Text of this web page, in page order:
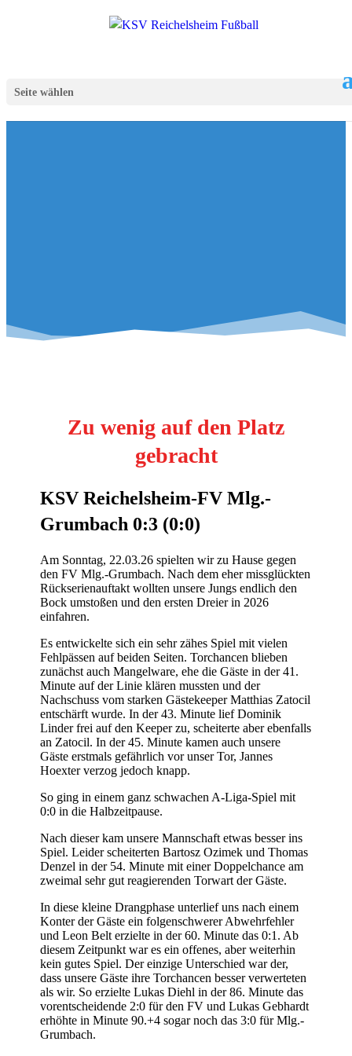
Seite wählen
Zu wenig auf den Platz
gebracht
KSV Reichelsheim-FV Mlg.-
Grumbach 0:3 (0:0)
Am Sonntag, 22.03.26 spielten wir zu Hause gegen
den FV Mlg.-Grumbach. Nach dem eher missglückten
Rückserienauftakt wollten unsere Jungs endlich den
Bock umstoßen und den ersten Dreier in 2026
einfahren.
Es entwickelte sich ein sehr zähes Spiel mit vielen
Fehlpässen auf beiden Seiten. Torchancen blieben
zunächst auch Mangelware, ehe die Gäste in der 41.
Minute auf der Linie klären mussten und der
Nachschuss vom starken Gästekeeper Matthias Zatocil
entschärft wurde. In der 43. Minute lief Dominik
Linder frei auf den Keeper zu, scheiterte aber ebenfalls
an Zatocil. In der 45. Minute kamen auch unsere
Gäste erstmals gefährlich vor unser Tor, Jannes
Hoexter verzog jedoch knapp.
So ging in einem ganz schwachen A-Liga-Spiel mit
0:0 in die Halbzeitpause.
Nach dieser kam unsere Mannschaft etwas besser ins
Spiel. Leider scheiterten Bartosz Ozimek und Thomas
Denzel in der 54. Minute mit einer Doppelchance am
zweimal sehr gut reagierenden Torwart der Gäste.
In diese kleine Drangphase unterlief uns nach einem
Konter der Gäste ein folgenschwerer Abwehrfehler
und Leon Belt erzielte in der 60. Minute das 0:1. Ab
diesem Zeitpunkt war es ein offenes, aber weiterhin
kein gutes Spiel. Der einzige Unterschied war der,
dass unsere Gäste ihre Torchancen besser verwerteten
als wir. So erzielte Lukas Diehl in der 86. Minute das
vorentscheidende 2:0 für den FV und Lukas Gebhardt
erhöhte in Minute 90.+4 sogar noch das 3:0 für Mlg.-
Grumbach.